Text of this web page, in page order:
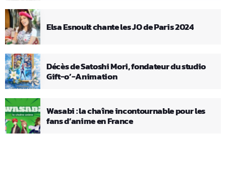
Elsa Esnoult chante les JO de Paris 2024
Décès de Satoshi Mori, fondateur du studio
Gift-o’-Animation
Wasabi : la chaîne incontournable pour les
fans d’anime en France